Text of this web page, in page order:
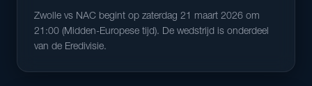
Zwolle vs NAC begint op zaterdag 21 maart 2026 om
21:00 (Midden-Europese tijd). De wedstrijd is onderdeel
van de Eredivisie.